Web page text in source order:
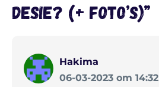
Desie? (+ foto’s)”
Hakima
06-03-2023 om 14:32